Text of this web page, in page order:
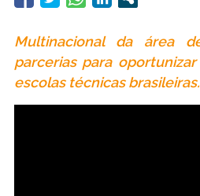
Multinacional da área
parcerias para
escolas técnicas brasileiras.